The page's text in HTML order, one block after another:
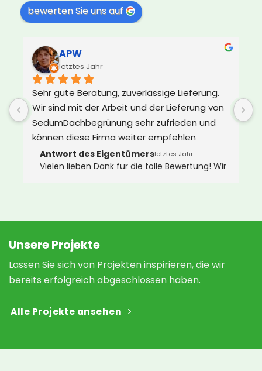
bewerten Sie uns auf
APW
letztes Jahr
Sehr gute Beratung, zuverlässige Lieferung.
Wir sind mit der Arbeit und der Lieferung von
SedumDachbegrünung sehr zufrieden und
können diese Firma weiter empfehlen
Antwort des Eigentümersletztes Jahr
Vielen lieben Dank für die tolle Bewertung! Wir
Unsere Projekte
Lassen Sie sich von Projekten inspirieren, die wir
bereits erfolgreich abgeschlossen haben.
Alle Projekte ansehen